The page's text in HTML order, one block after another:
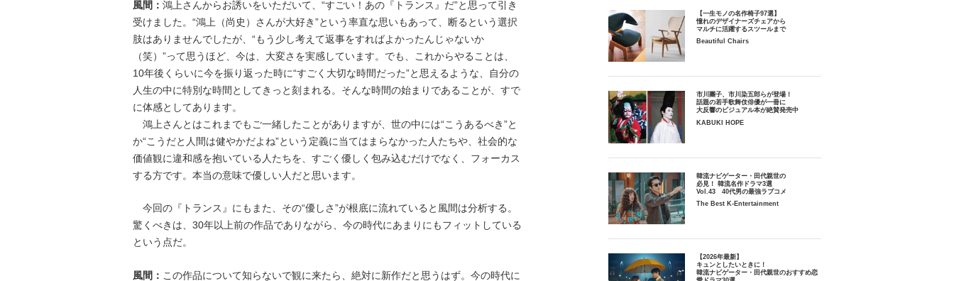
風間： 鴻上さんからお誘いをいただいて、“すごい！あの『トランス』だ”と思って引き
受けました。“鴻上（尚史）さんが大好き”という率直な思いもあって、断るという選択
肢はありませんでしたが、“もう少し考えて返事をすればよかったんじゃないか
（笑）”って思うほど、今は、大変さを実感しています。でも、これからやることは、
10年後くらいに今を振り返った時に“すごく大切な時間だった”と思えるような、自分の
人生の中に特別な時間としてきっと刻まれる。そんな時間の始まりであることが、すで
に体感としてあります。
鴻上さんとはこれまでもご一緒したことがありますが、世の中には“こうあるべき”と
か“こうだと人間は健やかだよね”という定義に当てはまらなかった人たちや、社会的な
価値観に違和感を抱いている人たちを、すごく優しく包み込むだけでなく、フォーカス
する方です。本当の意味で優しい人だと思います。
今回の『トランス』にもまた、その“優しさ”が根底に流れていると風間は分析する。
驚くべきは、30年以上前の作品でありながら、今の時代にあまりにもフィットしている
という点だ。
風間： この作品について知らないで観に来たら、絶対に新作だと思うはず。今の時代に
【一生モノの名作椅子97選】
憧れのデザイナーズチェアから
マルチに活躍するスツールまで
Beautiful Chairs
市川團子、市川染五郎らが登場！
話題の若手歌舞伎俳優が一冊に
大反響のビジュアル本が絶賛発売中
KABUKI HOPE
韓流ナビゲーター・田代親世の
必見！ 韓流名作ドラマ3選
Vol.43 40代男の最強ラブコメ
The Best K-Entertainment
【2026年最新】
キュンとしたいときに！
韓流ナビゲーター・田代親世のおすすめ恋